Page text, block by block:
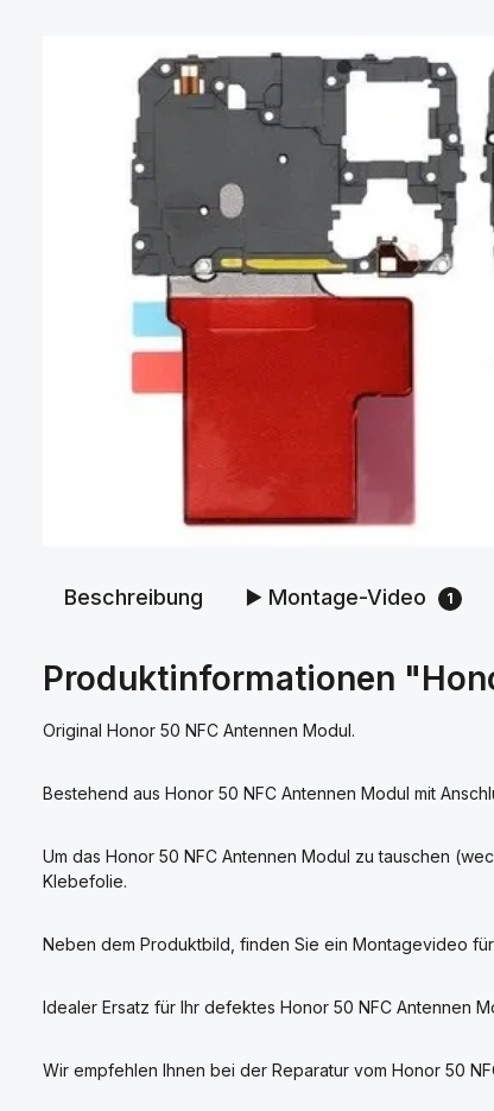
Beschreibung ▶️ Montage-Video 1
Produktinformationen
Original Honor 50 NFC Antennen Modul.
Bestehend aus Honor 50 NFC Antennen Modul mit
Um das Honor 50 NFC Antennen Modul zu tauschen
Klebefolie.
Neben dem Produktbild, finden Sie ein Montagevideo
Idealer Ersatz für Ihr defektes Honor 50 NFC Antennen
Wir empfehlen Ihnen bei der Reparatur vom Honor 50